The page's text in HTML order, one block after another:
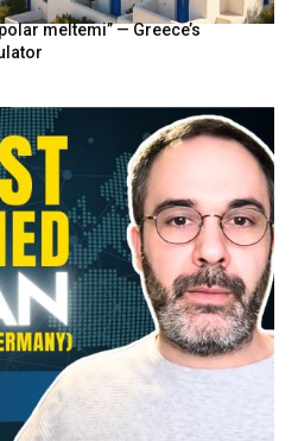
meltemi” — Greece’s